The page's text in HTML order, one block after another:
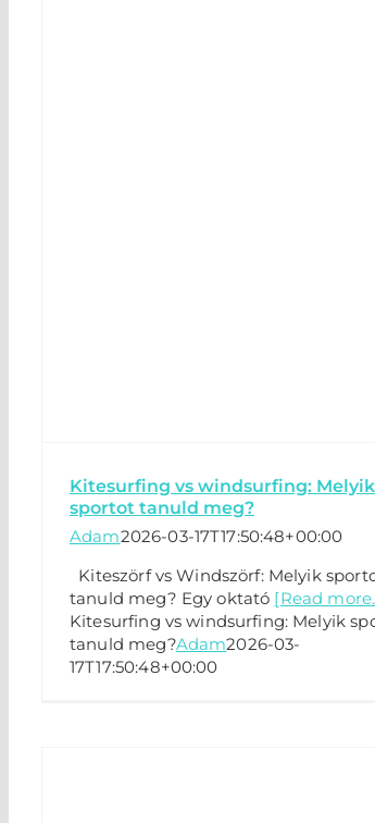
Kitesurfing vs windsurfing: Melyik
sportot tanuld meg?
Adam2026-03-17T17:50:48+00:00
Kiteszörf vs Windszörf: Melyik
tanuld meg? Egy oktató [Read
Kitesurfing vs windsurfing: Melyik
tanuld meg?Adam2026-03-
17T17:50:48+00:00